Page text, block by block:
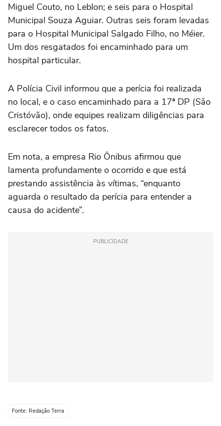
Miguel Couto, no Leblon; e seis para o Hospital
Municipal Souza Aguiar. Outras seis foram levadas
para o Hospital Municipal Salgado Filho, no Méier.
Um dos resgatados foi encaminhado para um
hospital particular.
A Polícia Civil informou que a perícia foi realizada
no local, e o caso encaminhado para a 17ª DP (São
Cristóvão), onde equipes realizam diligências para
esclarecer todos os fatos.
Em nota, a empresa Rio Ônibus afirmou que
lamenta profundamente o ocorrido e que está
prestando assistência às vítimas, “enquanto
aguarda o resultado da perícia para entender a
causa do acidente”.
PUBLICIDADE
Fonte: Redação Terra